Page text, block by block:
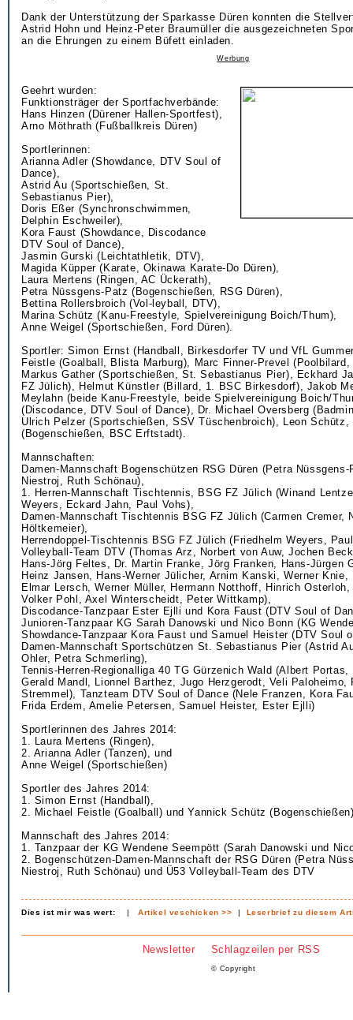
Dank der Unterstützung der Sparkasse Düren konnten die
Astrid Hohn und Heinz-Peter Braumüller die ausgezeichneten
an die Ehrungen zu einem Büfett einladen.
Werbung
Geehrt wurden:
Funktionsträger der Sportfachverbände:
Hans Hinzen (Dürener Hallen-Sportfest),
Arno Möthrath (Fußballkreis Düren)
Sportlerinnen:
Arianna Adler (Showdance, DTV Soul of
Dance),
Astrid Au (Sportschießen, St.
Sebastianus Pier),
Doris Eßer (Synchronschwimmen,
Delphin Eschweiler),
Kora Faust (Showdance, Discodance
DTV Soul of Dance),
Jasmin Gurski (Leichtathletik, DTV),
Magida Küpper (Karate, Okinawa Karate-Do Düren),
Laura Mertens (Ringen, AC Ückerath),
Petra Nüssgens-Patz (Bogenschießen, RSG Düren),
Bettina Rollersbroich (Vol-leyball, DTV),
Marina Schütz (Kanu-Freestyle, Spielvereinigung Boich/Thum),
Anne Weigel (Sportschießen, Ford Düren).
Sportler: Simon Ernst (Handball, Birkesdorfer TV und VfL
Feistle (Goalball, Blista Marburg), Marc Finner-Prevel
Markus Gather (Sportschießen, St. Sebastianus Pier), Eckhard
FZ Jülich), Helmut Künstler (Billard, 1. BSC Birkesdorf), Jakob
Meylahn (beide Kanu-Freestyle, beide Spielvereinigung Boich/
(Discodance, DTV Soul of Dance), Dr. Michael Oversberg
Ulrich Pelzer (Sportschießen, SSV Tüschenbroich), Leon
(Bogenschießen, BSC Erftstadt).
Mannschaften:
Damen-Mannschaft Bogenschützen RSG Düren (Petra
Niestroj, Ruth Schönau),
1. Herren-Mannschaft Tischtennis, BSG FZ Jülich (Winand
Weyers, Eckard Jahn, Paul Vohs),
Damen-Mannschaft Tischtennis BSG FZ Jülich (Carmen Cremer,
Höltkemeier),
Herrendoppel-Tischtennis BSG FZ Jülich (Friedhelm Weyers,
Volleyball-Team DTV (Thomas Arz, Norbert von Auw, Jochen
Hans-Jörg Feltes, Dr. Martin Franke, Jörg Franken, Hans-Jürgen
Heinz Jansen, Hans-Werner Jülicher, Arnim Kanski, Werner Knie,
Elmar Lersch, Werner Müller, Hermann Notthoff, Hinrich
Volker Pohl, Axel Winterscheidt, Peter Wittkamp),
Discodance-Tanzpaar Ester Ejlli und Kora Faust (DTV Soul of
Junioren-Tanzpaar KG Sarah Danowski und Nico Bonn (KG
Showdance-Tanzpaar Kora Faust und Samuel Heister (DTV Soul
Damen-Mannschaft Sportschützen St. Sebastianus Pier (Astrid
Ohler, Petra Schmerling),
Tennis-Herren-Regionalliga 40 TG Gürzenich Wald (Albert
Gerald Mandl, Lionnel Barthez, Jugo Herzgerodt, Veli Paloheimo,
Stremmel), Tanzteam DTV Soul of Dance (Nele Franzen, Kora
Frida Erdem, Amelie Petersen, Samuel Heister, Ester Ejlli)
Sportlerinnen des Jahres 2014:
1. Laura Mertens (Ringen),
2. Arianna Adler (Tanzen), und
Anne Weigel (Sportschießen)
Sportler des Jahres 2014:
1. Simon Ernst (Handball),
2. Michael Feistle (Goalball) und Yannick Schütz
Mannschaft des Jahres 2014:
1. Tanzpaar der KG Wendene Seempött (Sarah Danowski und
2. Bogenschützen-Damen-Mannschaft der RSG Düren (Petra
Niestroj, Ruth Schönau) und Ü53 Volleyball-Team des DTV
Dies ist mir was wert: |Artikel veschicken >> | Leserbrief zu diesem
Newsletter Schlagzeilen per RSS
© Copyright